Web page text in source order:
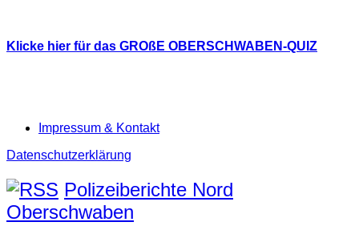
Klicke hier für das GROßE OBERSCHWABEN-QUIZ
Impressum & Kontakt
Datenschutzerklärung
Polizeiberichte Nord
Oberschwaben